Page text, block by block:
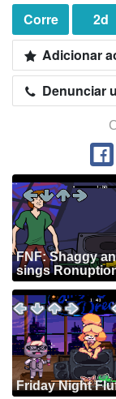
Corre 2d
Adicionar
Denunciar
FNF: Shaggy
sings
Friday Night